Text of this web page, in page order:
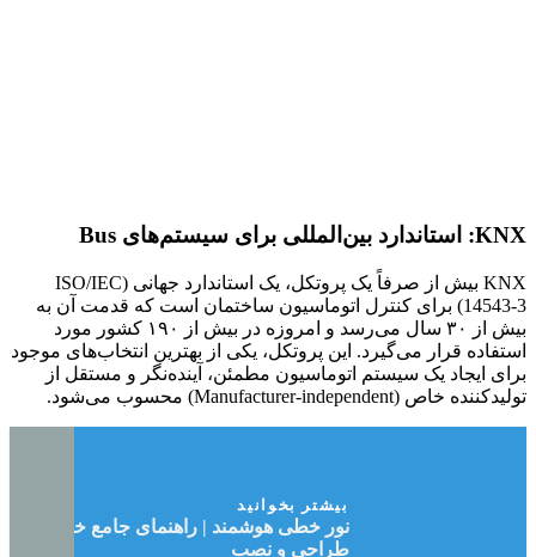
KNX: استاندارد بین‌المللی برای سیستم‌های Bus
KNX بیش از صرفاً یک پروتکل، یک استاندارد جهانی (ISO/IEC
14543-3) برای کنترل اتوماسیون ساختمان است که قدمت آن به
بیش از ۳۰ سال می‌رسد و امروزه در بیش از ۱۹۰ کشور مورد
استفاده قرار می‌گیرد. این پروتکل، یکی از بهترین انتخاب‌های موجود
برای ایجاد یک سیستم اتوماسیون مطمئن، آینده‌نگر و مستقل از
تولیدکننده خاص (Manufacturer-independent) محسوب می‌شود.
بیشتر بخوانید
نور خطی هوشمند | راهنمای جامع خرید،
طراحی و نصب